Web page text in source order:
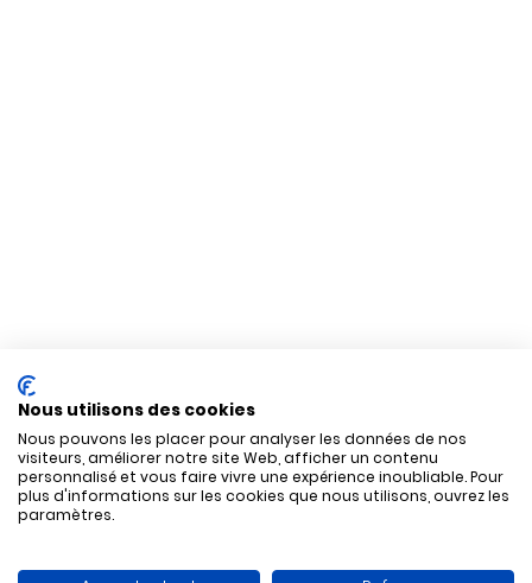
Nous utilisons des cookies
Nous pouvons les placer pour analyser les données de nos
visiteurs, améliorer notre site Web, afficher un contenu
personnalisé et vous faire vivre une expérience inoubliable. Pour
plus d'informations sur les cookies que nous utilisons, ouvrez les
paramètres.